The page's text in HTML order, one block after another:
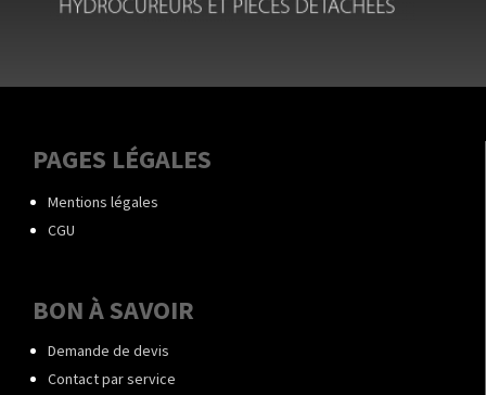
PAGES LÉGALES
Mentions légales
CGU
BON À SAVOIR
Demande de devis
Contact par service